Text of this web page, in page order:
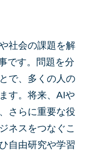
社会の課題を解
です。問題を分
で、多くの人の
す。将来、AIや
さらに重要な役
ネスをつなぐこ
自由研究や学習